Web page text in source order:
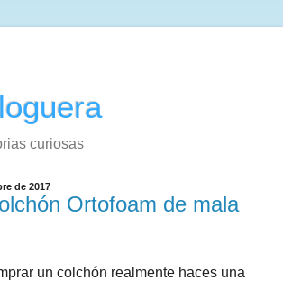
curiosas
de 2017
Ortofoam de mala
un colchón realmente haces una